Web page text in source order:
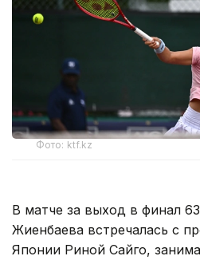
Фото: ktf.kz
В матче за выход в финал
Жиенбаева встречалась с
Японии Риной Сайго,